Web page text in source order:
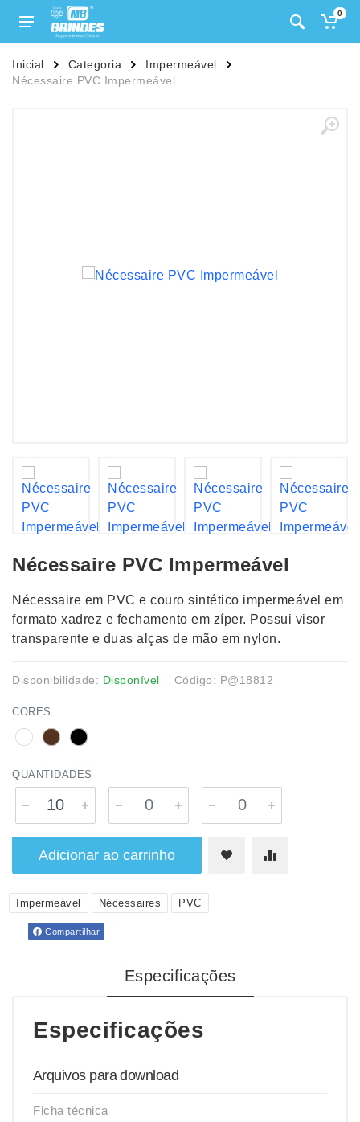
0
Inicial Categoria
Impermeável
Nécessaire PVC Impermeável
Nécessaire PVC Impermeável
Nécessaire em PVC e couro sintético impermeável em
formato xadrez e fechamento em zíper. Possui visor
transparente e duas alças de mão em nylon.
Disponibilidade: Disponível Código: P@18812
CORES
QUANTIDADES
Adicionar ao carrinho
Impermeável Nécessaires PVC
Compartilhar
Especificações
Especificações
Arquivos para download
Ficha técnica